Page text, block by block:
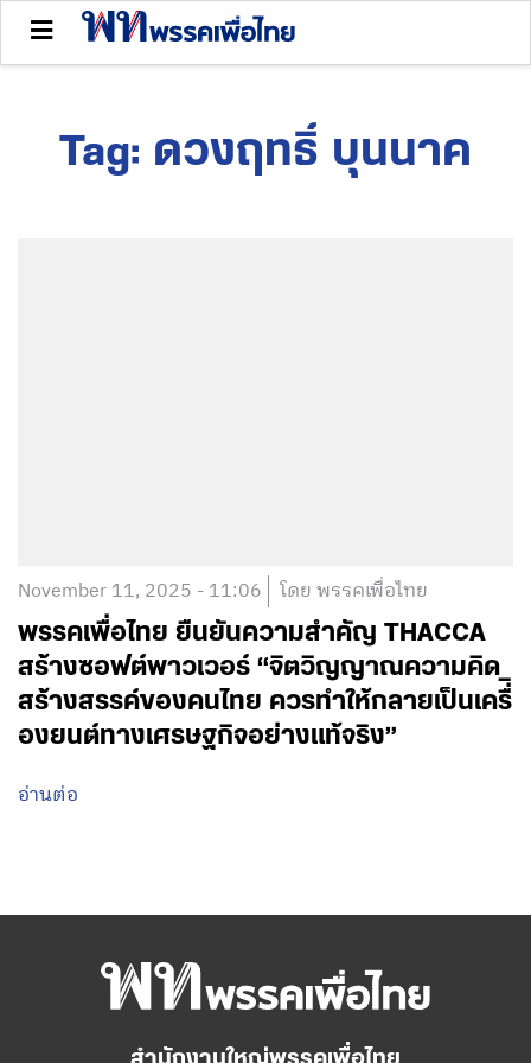
Tag: ดวงฤทธิ์ บุนนาค
November 11, 2025 - 11:06 โดย พรรคเพื่อไทย
พรรคเพื่อไทย ยืนยันความสำคัญ THACCA
สร้างซอฟต์พาวเวอร์ “จิตวิญญาณความคิด
สร้างสรรค์ของคนไทย ควรทำให้กลายเป็นเครื่ิ
องยนต์ทางเศรษฐกิจอย่างแท้จริง”
อ่านต่อ